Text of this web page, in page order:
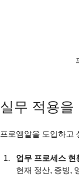
실무 적용을
프로엠알을 도입하고
업무 프로세스 현
현재 정산, 증빙,